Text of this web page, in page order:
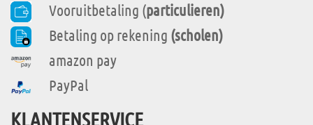
Vooruitbetaling (particulieren)
Betaling op rekening (scholen)
amazon pay
PayPal
KLANTENSERVICE